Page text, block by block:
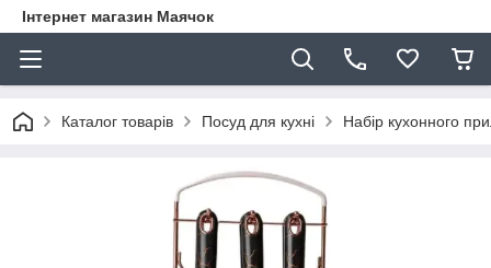
Інтернет магазин Маячок
Каталог товарів Посуд для кухні Набір кухонного